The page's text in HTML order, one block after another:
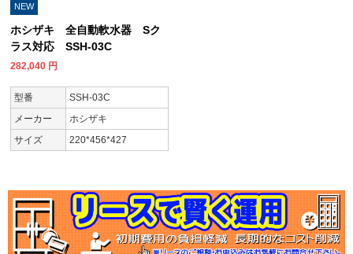
NEW
ホシザキ 全自動軟水器 Sク
ラス対応 SSH-03C
282,040 円
型番
SSH-03C
メーカー
ホシザキ
サイズ
220*456*427